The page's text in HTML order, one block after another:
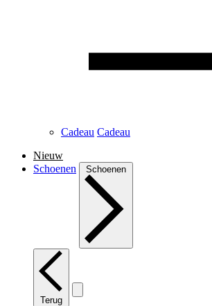
Cadeau Cadeau
Nieuw
Schoenen
Schoenen
Terug